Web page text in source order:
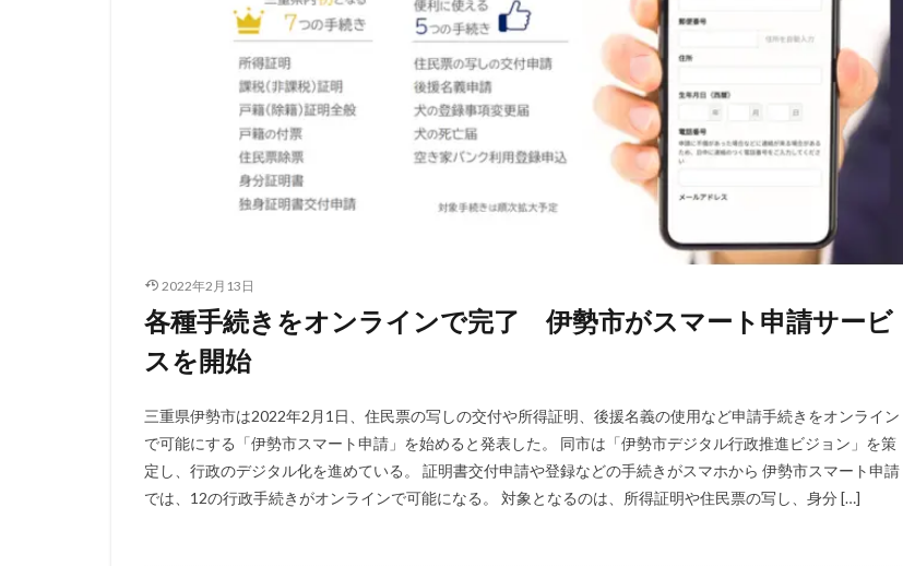
2022年2月13日
各種手続きをオンラインで完了 伊勢市がスマート申請サービ
スを開始
三重県伊勢市は2022年2月1日、住民票の写しの交付や所得証明、後援名義の使用など申請手続きをオンライン
で可能にする「伊勢市スマート申請」を始めると発表した。 同市は「伊勢市デジタル行政推進ビジョン」を策
定し、行政のデジタル化を進めている。 証明書交付申請や登録などの手続きがスマホから 伊勢市スマート申請
では、12の行政手続きがオンラインで可能になる。 対象となるのは、所得証明や住民票の写し、身分 […]